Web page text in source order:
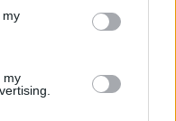
including but
You may click to
its third-party tags to
my
my